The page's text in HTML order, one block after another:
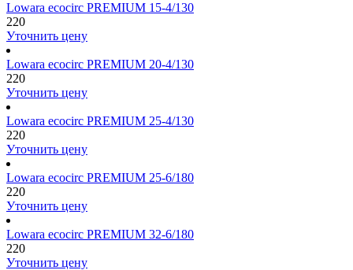
Lowara ecocirc PREMIUM 15-4/130
220
Уточнить цену
Lowara ecocirc PREMIUM 20-4/130
220
Уточнить цену
Lowara ecocirc PREMIUM 25-4/130
220
Уточнить цену
Lowara ecocirc PREMIUM 25-6/180
220
Уточнить цену
Lowara ecocirc PREMIUM 32-6/180
220
Уточнить цену